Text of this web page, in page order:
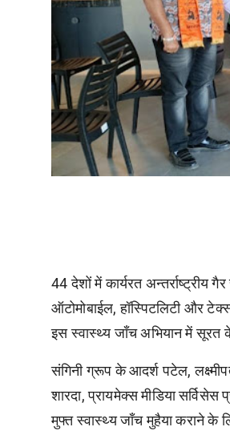
44 देशों में कार्यरत अन्तर्राष्ट्रीय
ऑटोमोबाईल, हॉस्पिटलिटी और
इस स्वास्थ्य जाँच अभियान में सूरत
संगिनी ग्रूप के आदर्श पटेल,
शारदा, प्रायमेक्स मीडिया
मुफ्त स्वास्थ्य जाँच मुहैया कराने के